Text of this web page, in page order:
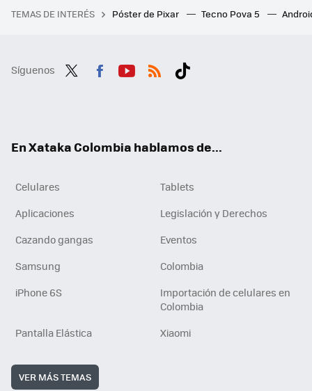
TEMAS DE INTERÉS Póster de Pixar Tecno Pova 5
Síguenos
En Xataka Colombia hablamos de...
Celulares
Tablets
Aplicaciones
Legislación y Derechos
Cazando gangas
Eventos
Samsung
Colombia
iPhone 6S
Importación de celulares en
Colombia
Pantalla Elástica
Xiaomi
VER MÁS TEMAS